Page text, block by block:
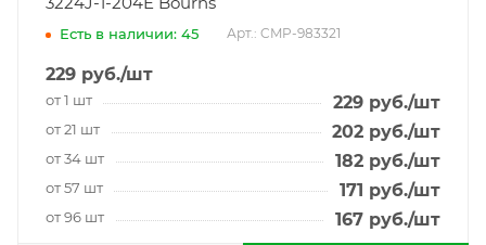
Есть в наличии: 45 Арт.: CMP-983321
229 руб./шт
от 1 шт 229 руб./шт
от 21 шт 202 руб./шт
от 34 шт 182 руб./шт
от 57 шт 171 руб./шт
от 96 шт 167 руб./шт